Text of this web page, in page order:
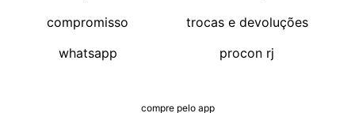
compromisso
whatsapp
trocas e devoluções
procon rj
compre pelo app